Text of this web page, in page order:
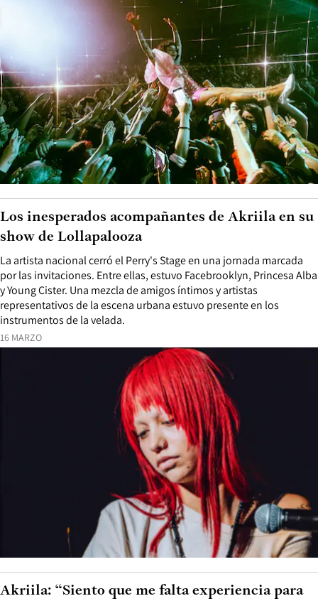
16 MARZO
La artista nacional cerró el Perry's Stage en una jornada marcada
por las invitaciones. Entre ellas, estuvo Facebrooklyn, Princesa Alba
y Young Cister. Una mezcla de amigos íntimos y artistas
representativos de la escena urbana estuvo presente en los
instrumentos de la velada.
Los inesperados acompañantes de Akriila en su
show de Lollapalooza
Akriila: “Siento que me falta experiencia para